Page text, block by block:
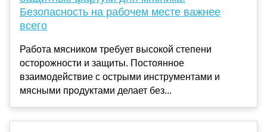
Безопасность на рабочем месте важнее
всего
Работа мясником требует высокой степени
осторожности и защиты. Постоянное
взаимодействие с острыми инструментами и
мясными продуктами делает без...